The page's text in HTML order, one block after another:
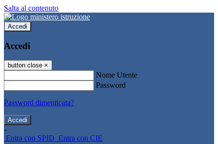
Salta al contenuto
Accedi
Accedi
button close ×
Nome Utente
Password
Password dimenticata?
-
Entra con SPID Entra con CIE